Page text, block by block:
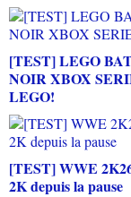
[TEST] LEGO
NOIR XBOX
LEGO!
[TEST] WWE
2K depuis la pause